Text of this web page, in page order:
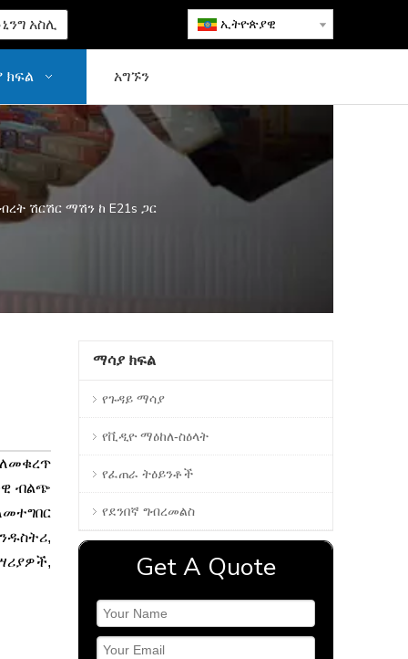
አስሊ ኢትዮጵያዊ
ክፍል አግኙን
ሽርሽር ማሽን ከ E21s ጋር
ለመቁረጥ
ብልጭ
ማሳያ ክፍል
የጉዳይ ማሳያ
የቪዲዮ ማዕከለ-ስዕላት
የፈጠራ ትዕይንቶች
የደንበኛ ግብረመልስ
Get A Quote